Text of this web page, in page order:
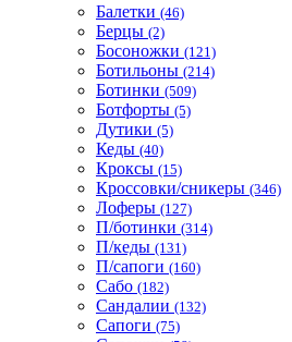
Балетки (46)
Берцы (2)
Босоножки (121)
Ботильоны (214)
Ботинки (509)
Ботфорты (5)
Дутики (5)
Кеды (40)
Кроксы (15)
Кроссовки/сникеры (346)
Лоферы (127)
П/ботинки (314)
П/кеды (131)
П/сапоги (160)
Сабо (182)
Сандалии (132)
Сапоги (75)